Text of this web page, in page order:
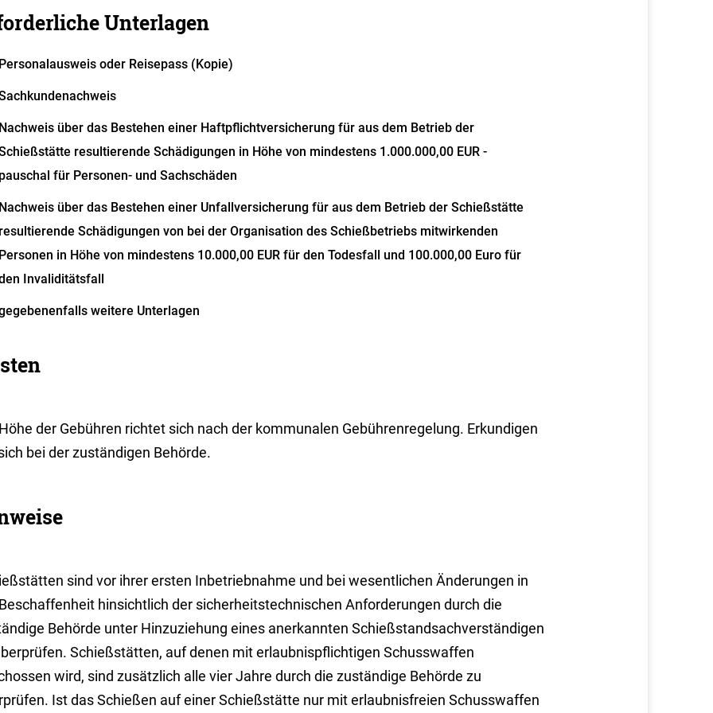
Unterlagen
oder Reisepass (Kopie)
über das Bestehen einer Haftpflichtversicherung für aus dem Betrieb der
resultierende Schädigungen in Höhe von mindestens 1.000.000,00 EUR -
für Personen- und Sachschäden
über das Bestehen einer Unfallversicherung für aus dem Betrieb der Schießstätte
Schädigungen von bei der Organisation des Schießbetriebs mitwirkenden
in Höhe von mindestens 10.000,00 EUR für den Todesfall und 100.000,00 Euro für
Invaliditätsfall
weitere Unterlagen
der Gebühren richtet sich nach der kommunalen Gebührenregelung. Erkundigen
bei der zuständigen Behörde.
sind vor ihrer ersten Inbetriebnahme und bei wesentlichen Änderungen in
hinsichtlich der sicherheitstechnischen Anforderungen durch die
Behörde unter Hinzuziehung eines anerkannten Schießstandsachverständigen
Schießstätten, auf denen mit erlaubnispflichtigen Schusswaffen
wird, sind zusätzlich alle vier Jahre durch die zuständige Behörde zu
Ist das Schießen auf einer Schießstätte nur mit erlaubnisfreien Schusswaffen